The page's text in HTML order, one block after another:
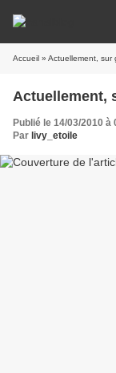
Accueil » Actuellement, sur
Actuellement,
Publié le 14/03/2010 à
Par livy_etoile